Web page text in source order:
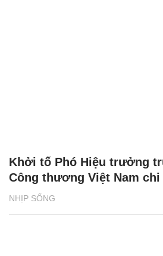
NHỊP SỐNG
Khởi tố Phó Hiệu trưởng
Công thương Việt Nam